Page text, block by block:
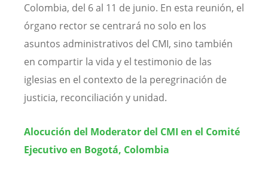
Colombia, del 6 al 11 de junio. En esta reunión, el
órgano rector se centrará no solo en los
asuntos administrativos del CMI, sino también
en compartir la vida y el testimonio de las
iglesias en el contexto de la peregrinación de
justicia, reconciliación y unidad.
Alocución del Moderator del CMI en el Comité
Ejecutivo en Bogotá, Colombia